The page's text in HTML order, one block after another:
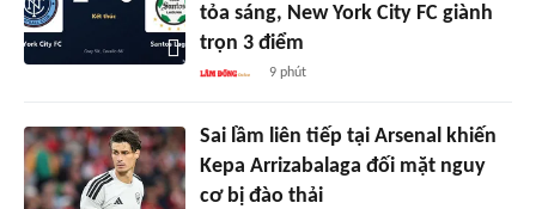
tỏa sáng, New York City FC giành
trọn 3 điểm
9 phút
Sai lầm liên tiếp tại Arsenal khiến
Kepa Arrizabalaga đối mặt nguy
cơ bị đào thải